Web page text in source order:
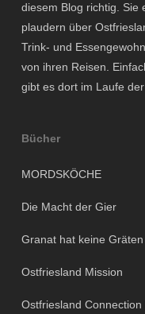
diesem Blog richtig. Sie
plaudern über
Trink- und
von ihren Reisen.
gibt es dort im Laufe
Bücher
MORDSKÖCHE
Die Macht der Gier
Granat hat keine Gräten
Ostfriesland Mission
Ostfriesland